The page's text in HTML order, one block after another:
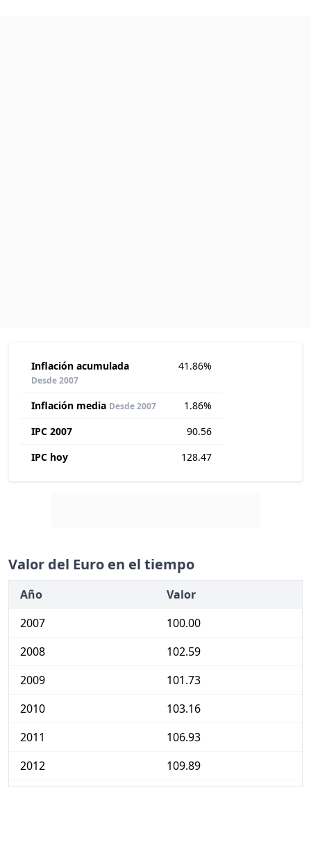
Inflación acumulada
Desde 2007
41.86%
Inflación media Desde 2007
1.86%
IPC 2007
90.56
IPC hoy
128.47
Valor del Euro en el tiempo
Año
Valor
2007
100.00
2008
102.59
2009
101.73
2010
103.16
2011
106.93
2012
109.89